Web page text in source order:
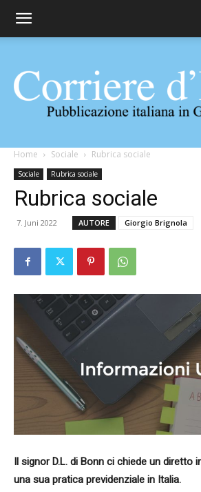
Corriere
d'Italia
Home Sociale Rubrica sociale
Sociale Rubrica sociale
Rubrica sociale
7. Juni 2022 AUTORE Giorgio Brignola
Il signor D.L. di Bonn ci chiede un diretto
una sua pratica previdenziale in Italia.